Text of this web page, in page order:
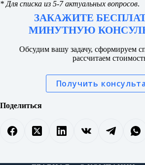
* Для списка из 5-7 актуальных вопросов.
ЗАКАЖИТЕ
МИНУТНУЮ
Обсудим вашу задачу, сформируем
рассчитаем
Получить
Поделиться